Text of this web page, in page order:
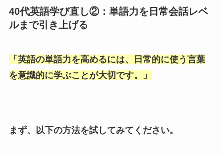
40代英語学び直し②：単語力を日常会話レベ
ルまで引き上げる
「 英語の単語力を高めるには、日常的に使う言葉
を意識的に学ぶことが大切です。
」
まず、以下の方法を試してみてください。